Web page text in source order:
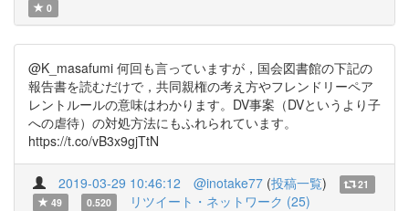
0
@K_masafumi 何回も言っていますが，国会図書館の下記の
報告書を読むだけで，共同親権の考え方やフレンドリーペア
レントルールの意味はわかります。DV事案（DVというより子
への虐待）の対処方法にもふれられています。
https://t.co/vB3x9gjTtN
2019-03-29 10:46:12 @inotake77 (投稿一覧)
21
49
0.520 リツイート・ネットワーク (25)